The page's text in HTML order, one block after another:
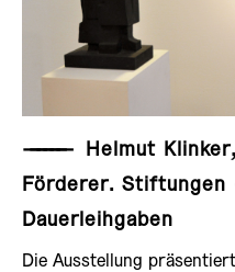
——————
Helmut
Förderer.
Dauerleihgaben
Die Ausstellung